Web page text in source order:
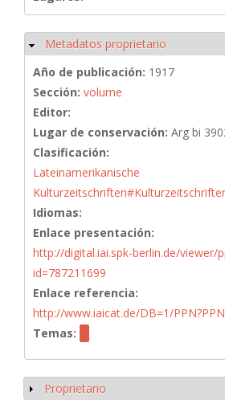
Ocultar
Metadatos proprietario
Año de publicación: 1917
Sección: volume
Editor:
Lugar de conservación: Arg bi
Clasificación:
Lateinamerikanische
Idiomas:
Enlace presentación:
http://digital.iai.spk-berlin.de/viewer/
id=787211699
Enlace referencia:
http://www.iaicat.de/DB=1/
Temas:
Mostrar
Proprietario